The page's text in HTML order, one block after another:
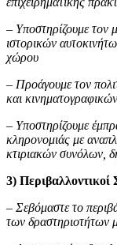
– Υποστηρίζουμε τον
ιστορικών
χώρου
– Προάγουμε τον
και
– Υποστηρίζουμε
κληρονομιάς με
κτιριακών συνόλων,
3) Περιβαλλοντικοί
– Σεβόμαστε το
των δραστηριοτήτων